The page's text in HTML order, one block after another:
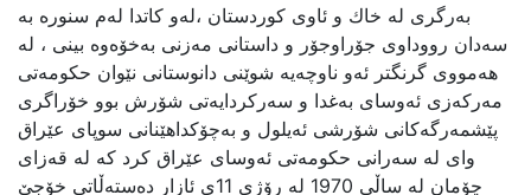
بەرگری لە خاك و ئاوی كوردستان ،لەو كاتدا لەم سنورە بە
سەدان رووداوی جۆراوجۆر و داستانی مەزنی بەخۆەوە بینی ، لە
هەمووی گرنگتر ئەو ناوچەیە شوێنی دانوستانی نێوان حكومەتی
مەركەزی ئەوسای بەغدا و سەركردایەتی شۆرش بوو خۆراگری
پێشمەرگەكانی شۆرشی ئەیلول و بەچۆكداهێنانی سوپای عێراق
وای لە سەرانی حكومەتی ئەوسای عێراق کرد که‌ لە قەزای
چۆمان لە ساڵی 1970 لە رۆژی 11ی ئازار دەستەڵاتی خۆجێ‌